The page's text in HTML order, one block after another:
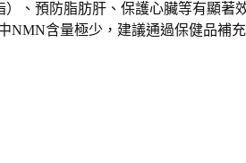
、預防脂肪肝、保護心臟等有顯著
NMN含量極少，建議通過保健品補